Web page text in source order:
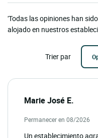
'Todas las opiniones han
alojado en nuestros
Trier par
Marie José E.
Permanecer en 08/2026
Un establecimiento